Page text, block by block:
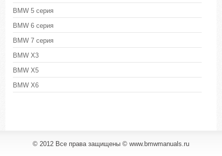
BMW 5 серия
BMW 6 серия
BMW 7 серия
BMW X3
BMW X5
BMW X6
© 2012 Все права защищены © www.bmwmanuals.ru